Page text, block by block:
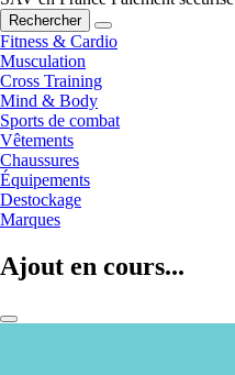
Rechercher
Fitness & Cardio
Musculation
Cross Training
Mind & Body
Sports de combat
Vêtements
Chaussures
Équipements
Destockage
Marques
Ajout en cours...